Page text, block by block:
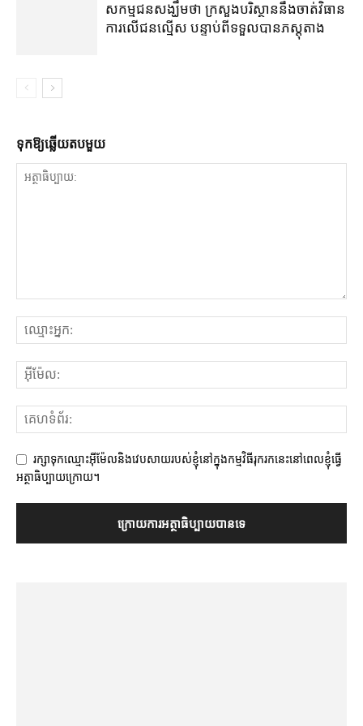
សកម្មជនសង្ឃឹមថា ក្រសួងបរិស្ថាននឹងចាត់វិធាន
ការលើជនល្មើស បន្ទាប់ពីទទួលបានភស្ដុតាង
ទុក​ឱ្យ​ឆ្លើយ​តប​មួយ
រក្សាទុកឈ្មោះអ៊ីម៉ែលនិងវេបសាយរបស់ខ្ញុំនៅក្នុងកម្មវិធីរុករកនេះនៅពេលខ្ញុំធ្វើ
អត្ថាធិប្បាយក្រោយ។